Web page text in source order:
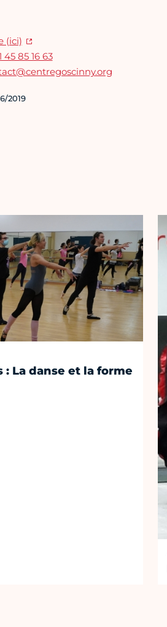
(ici)
45 85 16 63
2019
: La danse et la forme